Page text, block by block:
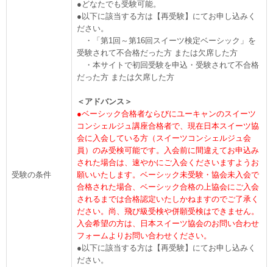
受験の条件
●どなたでも受験可能。
●以下に該当する方は【再受験】にてお申し込みく
ださい。
・「第1回～第16回スイーツ検定ベーシック」を
受験されて不合格だった方 または欠席した方
・本サイトで初回受験を申込・受験されて不合格
だった方 または欠席した方
＜アドバンス＞
●ベーシック合格者ならびにユーキャンのスイーツ
コンシェルジュ講座合格者で、現在日本スイーツ協
会に入会している方（スイーツコンシェルジュ会
員）のみ受検可能です。入会前に間違えてお申込み
された場合は、速やかにご入会くださいますようお
願いいたします。ベーシック未受験・協会未入会で
合格された場合、ベーシック合格の上協会にご入会
されるまでは合格認定いたしかねますのでご了承く
ださい。尚、飛び級受検や併願受検はできません。
入会希望の方は、日本スイーツ協会のお問い合わせ
フォームよりお問い合わせください。
●以下に該当する方は【再受験】にてお申し込みく
ださい。